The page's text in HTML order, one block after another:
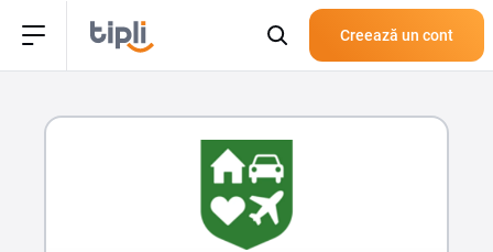
Creează un cont